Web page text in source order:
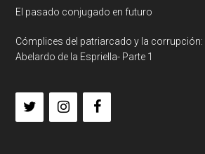
El pasado conjugado en futuro
Cómplices del patriarcado y la
Abelardo de la Espriella- Parte 1